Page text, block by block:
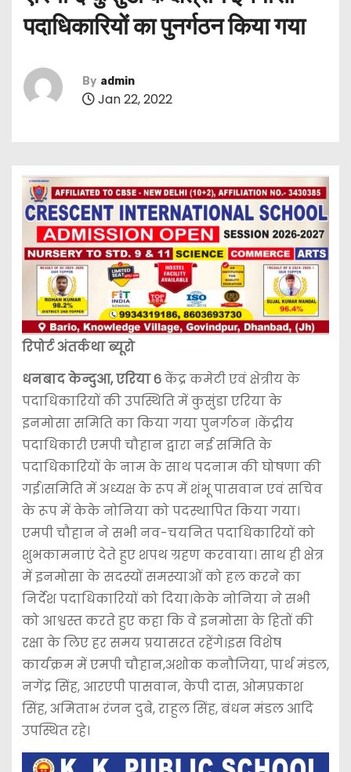
पदाधिकारियों का पुनर्गठन किया गया
By admin
Jan 22, 2022
रिपोर्ट अंतर्कथा ब्यूरो
धनबाद केन्दुआ, एरिया ६केंद्र कमेटी एवं क्षेत्रीय के
पदाधिकारियों की उपस्थिति में कुसुंडा एरिया के
इनमोसा समिति का किया गया पुनर्गठन ।केंद्रीय
पदाधिकारी एमपी चौहान द्वारा नई समिति के
पदाधिकारियों के नाम के साथ पदनाम की घोषणा की
गई।समिति में अध्यक्ष के रूप में शंभू पासवान एवं सचिव
के रूप में केके नोनिया को पदस्थापित किया गया।
एमपी चौहान ने सभी नव-चयनित पदाधिकारियों को
शुभकामनाएं देते हुए शपथ ग्रहण करवाया। साथ ही क्षेत्र
में इनमोसा के सदस्यों समस्याओं को हल करने का
निर्देश पदाधिकारियों को दिया।केके नोनिया ने सभी
को आश्वस्त करते हुए कहा कि वे इनमोसा के हितों की
रक्षा के लिए हर समय प्रयासरत रहेंगे।इस विशेष
कार्यक्रम में एमपी चौहान,अशोक कनौजिया, पार्थ मंडल,
नगेंद्र सिंह, आरएपी पासवान, केपी दास, ओमप्रकाश
सिंह, अमिताभ रंजन दुबे, राहुल सिंह, बंधन मंडल आदि
उपस्थित रहे।